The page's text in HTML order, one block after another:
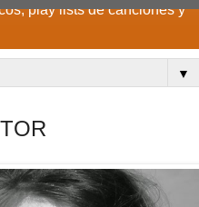
play lists de canciones y
▼